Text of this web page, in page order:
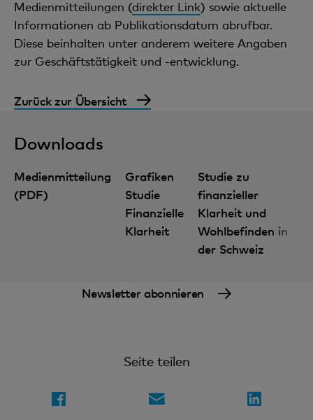
Medienmitteilungen (direkter Link) sowie aktuelle
Informationen ab Publikationsdatum abrufbar.
Diese beinhalten unter anderem weitere Angaben
zur Geschäftstätigkeit und -entwicklung.
Zurück zur Übersicht
Downloads
Medienmitteilung
(PDF)
Grafiken
Studie
Finanzielle
Klarheit
Studie zu
finanzieller
Klarheit und
Wohlbefinden in
der Schweiz
Finanzwissen: digital und kompakt
Newsletter abonnieren
Seite teilen